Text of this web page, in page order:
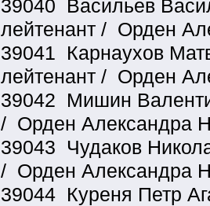
39040 Васильев
лейтенант / Орден
39041 Карнаухов
лейтенант / Орден
39042 Мишин
/ Орден Александра
39043 Чудаков
/ Орден Александра
39044 Куреня Петр